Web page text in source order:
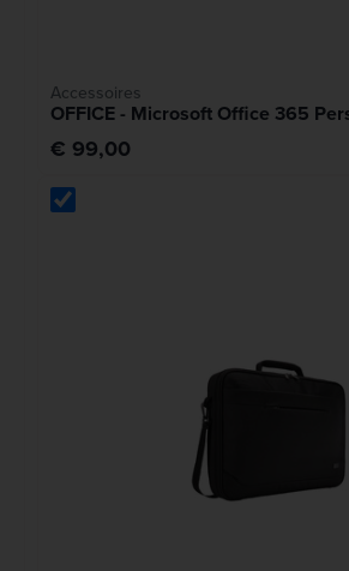
Accessoires
OFFICE - Microsoft Office 365
€ 99,00